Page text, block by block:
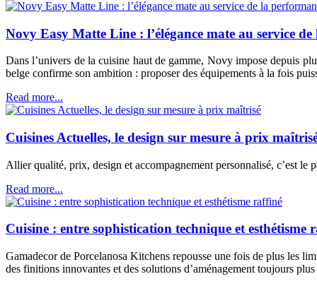
Novy Easy Matte Line : l’élégance mate au service
Dans l’univers de la cuisine haut de gamme, Novy impose depuis
belge confirme son ambition : proposer des équipements à la fois
Read more...
Cuisines Actuelles, le design sur mesure à prix
Allier qualité, prix, design et accompagnement personnalisé, c’est le
Read more...
Cuisine : entre sophistication technique et esthétisme
Gamadecor de Porcelanosa Kitchens repousse une fois de plus les
des finitions innovantes et des solutions d’aménagement toujours